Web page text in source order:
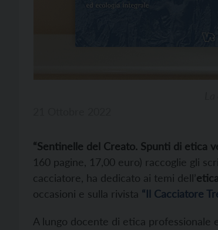
“Sentinelle del Creato. Spunti di etica
160 pagine, 17,00 euro) raccoglie gli
cacciatore, ha dedicato ai temi dell’
occasioni e sulla rivista “Il Cacciatore
A lungo docente di etica professionale